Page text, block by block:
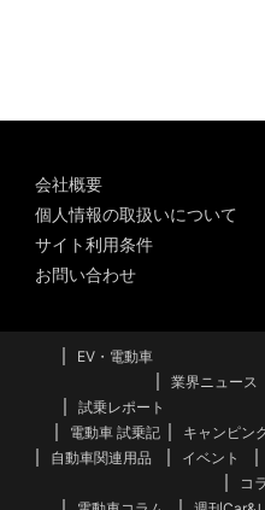
会社概要
個人情報の取扱いについて
サイト利用条件
お問い合わせ
EV・電動車
業界ニュース
試乗レポート
電動車 試乗記
キャンピン
自動車関連用品
イベント
コ